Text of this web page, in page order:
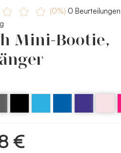
(0%) 0 Beurteilungen
Mini-Bootie,
Bloch
purple
€